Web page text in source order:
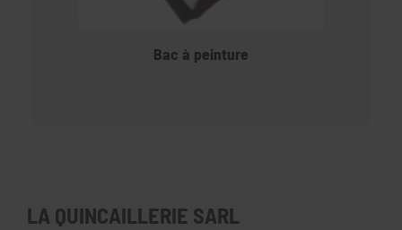
Bac à peinture
LA QUINCAILLERIE SARL